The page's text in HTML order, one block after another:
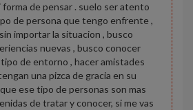
de pensar . suelo ser atento
de persona que tengo enfrente ,
importar la situacion , busco
nuevas , busco conocer
de entorno , hacer amistades
una pizca de gracia en su
ese tipo de personas son mas
de tratar y conocer, si me vas